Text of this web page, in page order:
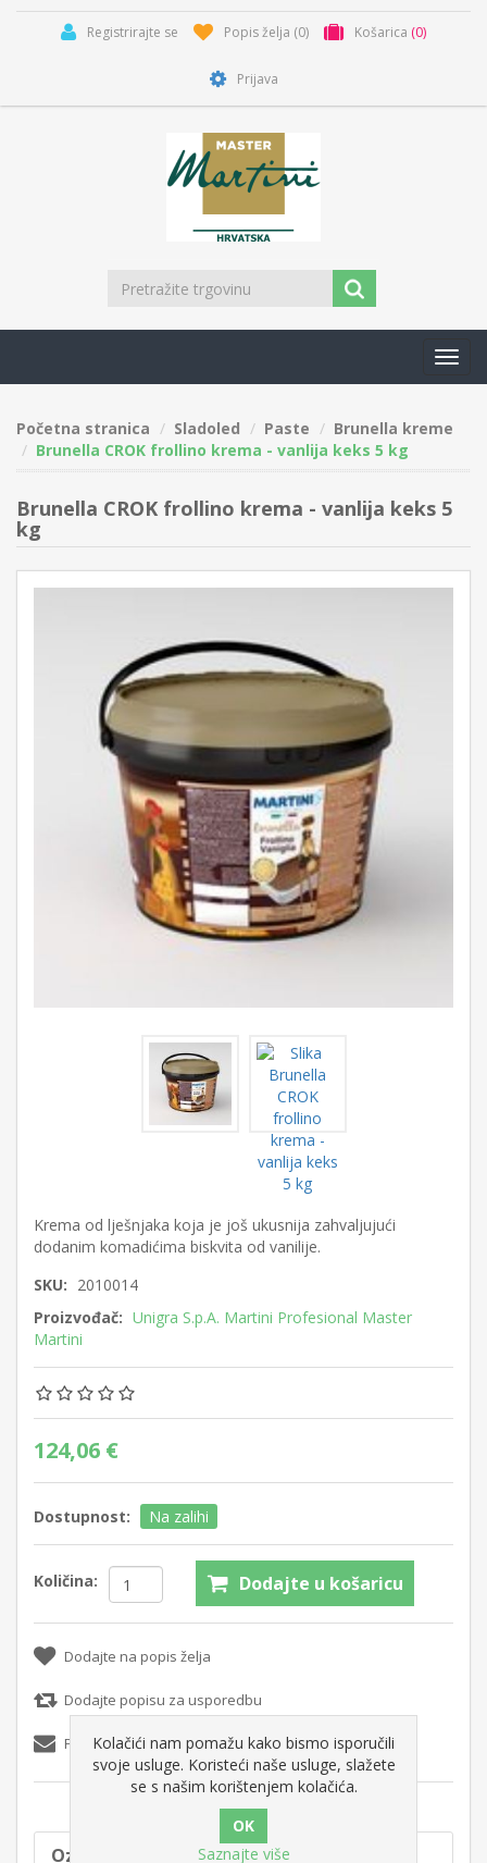
Registrirajte se Popis želja (0) Košarica (0)
Prijava
Početna stranica Sladoled Paste
Brunella kreme
Brunella CROK frollino krema - vanlija keks 5 kg
Brunella CROK frollino krema - vanlija keks 5
kg
Krema od lješnjaka koja je još ukusnija zahvaljujući
dodanim komadićima biskvita od vanilije.
SKU: 2010014
Proizvođač: Unigra S.p.A. Martini Profesional Master
Martini
124,06 €
Dostupnost: Na zalihi
Količina: Dodajte u košaricu
Dodajte na popis želja
Dodajte popisu za usporedbu
Pošaljite e-mail prijatelju
Oznake proizvoda
Kolačići nam pomažu kako bismo isporučili
svoje usluge. Koristeći naše usluge, slažete
se s našim korištenjem kolačića.
Saznajte više